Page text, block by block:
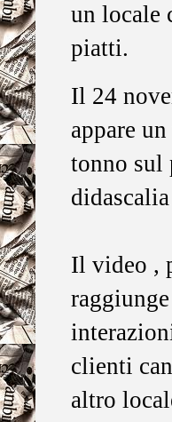
un locale
piatti.
Il 24
appare
tonno sul
Il video ,
clienti
altro